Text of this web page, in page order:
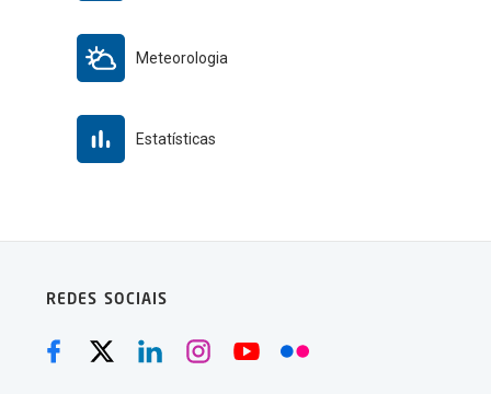
Meteorologia
Estatísticas
REDES SOCIAIS